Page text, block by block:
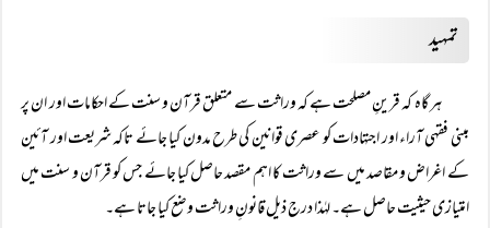
تمہید
ہر گاہ کہ قرینِ مصلحت ہے کہ وراثت سے متعلق قرآن و سنت کے احکامات اور ان پر
مبنی فقہی آراء اور اجتہادات کو عصری قوانین کی طرح مدون کیا جائے تاکہ شریعت اور آئین
کے اغراض و مقاصد میں سے وراثت کا اہم مقصد حاصل کیا جائے جس کو قرآن و سنت میں
امتیازی حیثیت حاصل ہے۔ لہٰذا درج ذیل قانونِ وراثت وضع کیا جاتا ہے۔